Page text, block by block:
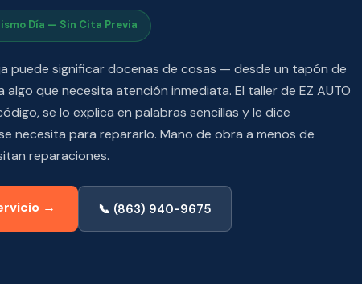
Día — Sin Cita Previa
puede significar docenas de cosas — desde un tapón de
algo que necesita atención inmediata. El taller de EZ AUTO
se lo explica en palabras sencillas y le dice
necesita para repararlo. Mano de obra a menos de
reparaciones.
→ 📞 (863) 940-9675